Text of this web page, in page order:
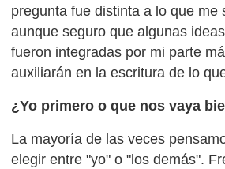
pregunta fue distinta a lo que me
aunque seguro que algunas
fueron integradas por mi parte
auxiliarán en la escritura de lo
¿Yo primero o que nos vaya
La mayoría de las veces
elegir entre "yo" o "los demás".